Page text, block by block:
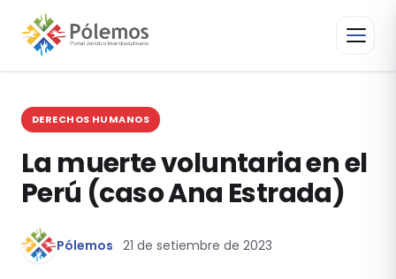
DERECHOS HUMANOS
La muerte voluntaria en el
Perú (caso Ana Estrada)
Pólemos 21 de setiembre de 2023